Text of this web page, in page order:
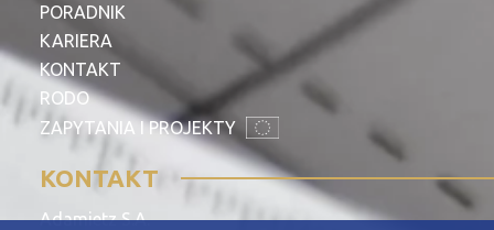
PORADNIK
KARIERA
KONTAKT
RODO
ZAPYTANIA I PROJEKTY
KONTAKT
Adamietz S.A.